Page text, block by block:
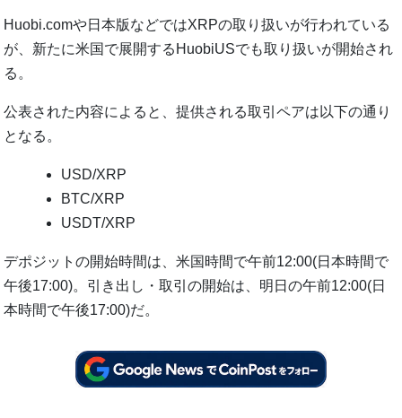
Huobi.comや日本版などではXRPの取り扱いが行われている
が、新たに米国で展開するHuobiUSでも取り扱いが開始され
る。
公表された内容によると、提供される取引ペアは以下の通り
となる。
USD/XRP
BTC/XRP
USDT/XRP
デポジットの開始時間は、米国時間で午前12:00(日本時間で
午後17:00)。引き出し・取引の開始は、明日の午前12:00(日
本時間で午後17:00)だ。